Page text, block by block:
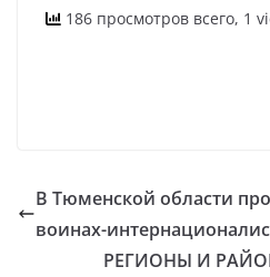
186 просмотров всего, 1
В Тюменской области
воинах-
РЕГИОНЫ И